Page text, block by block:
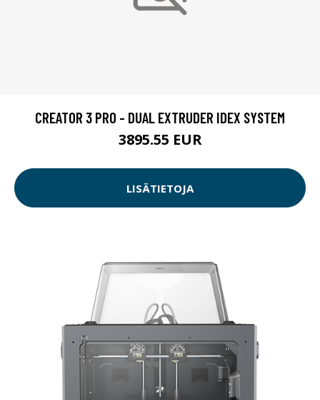
CREATOR 3 PRO - DUAL EXTRUDER IDEX SYSTEM
3895.55 EUR
LISÄTIETOJA